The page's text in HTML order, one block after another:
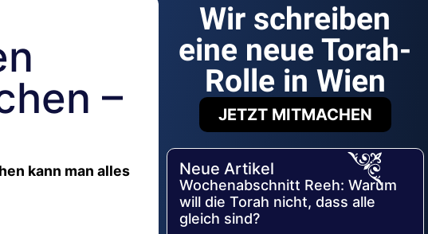
–
kann man alles
Wir schreiben
eine neue Torah-
Rolle in Wien
JETZT MITMACHEN
Neue Artikel
Wochenabschnitt Reeh: Warum
will die Torah nicht, dass alle
gleich sind?